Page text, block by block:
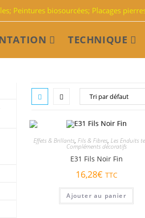
Peintures biosourcées; Placages
TECHNIQUE
Effets & Brillants,Fils & Fibres,Les Enduits
Compléments décoratifs
E31 Fils Noir Fin
16,28€ TTC
Ajouter au panier